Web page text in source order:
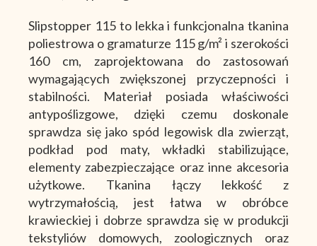
Slipstopper 115 to lekka i funkcjonalna tkanina
poliestrowa o gramaturze 115 g/m² i szerokości
160 cm, zaprojektowana do zastosowań
wymagających zwiększonej przyczepności i
stabilności. Materiał posiada właściwości
antypoślizgowe, dzięki czemu doskonale
sprawdza się jako spód legowisk dla zwierząt,
podkład pod maty, wkładki stabilizujące,
elementy zabezpieczające oraz inne akcesoria
użytkowe. Tkanina łączy lekkość z
wytrzymałością, jest łatwa w obróbce
krawieckiej i dobrze sprawdza się w produkcji
tekstyliów domowych, zoologicznych oraz